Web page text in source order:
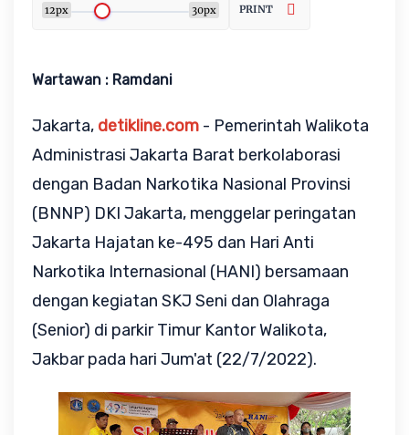
12px 30px PRINT
Wartawan : Ramdani
Jakarta, detikline.com - Pemerintah Walikota
Administrasi Jakarta Barat berkolaborasi
dengan Badan Narkotika Nasional Provinsi
(BNNP) DKI Jakarta, menggelar peringatan
Jakarta Hajatan ke-495 dan Hari Anti
Narkotika Internasional (HANI) bersamaan
dengan kegiatan SKJ Seni dan Olahraga
(Senior) di parkir Timur Kantor Walikota,
Jakbar pada hari Jum'at (22/7/2022).